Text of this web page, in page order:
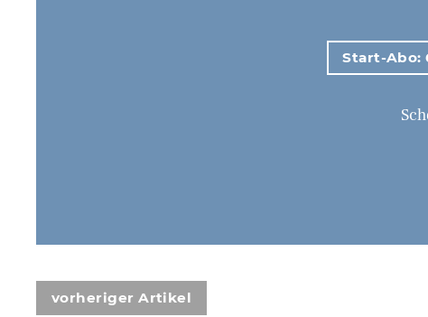
Start-Abo:
vorheriger Artikel